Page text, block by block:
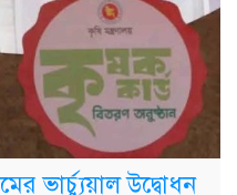
ভার্চ্যুয়াল উদ্বোধন